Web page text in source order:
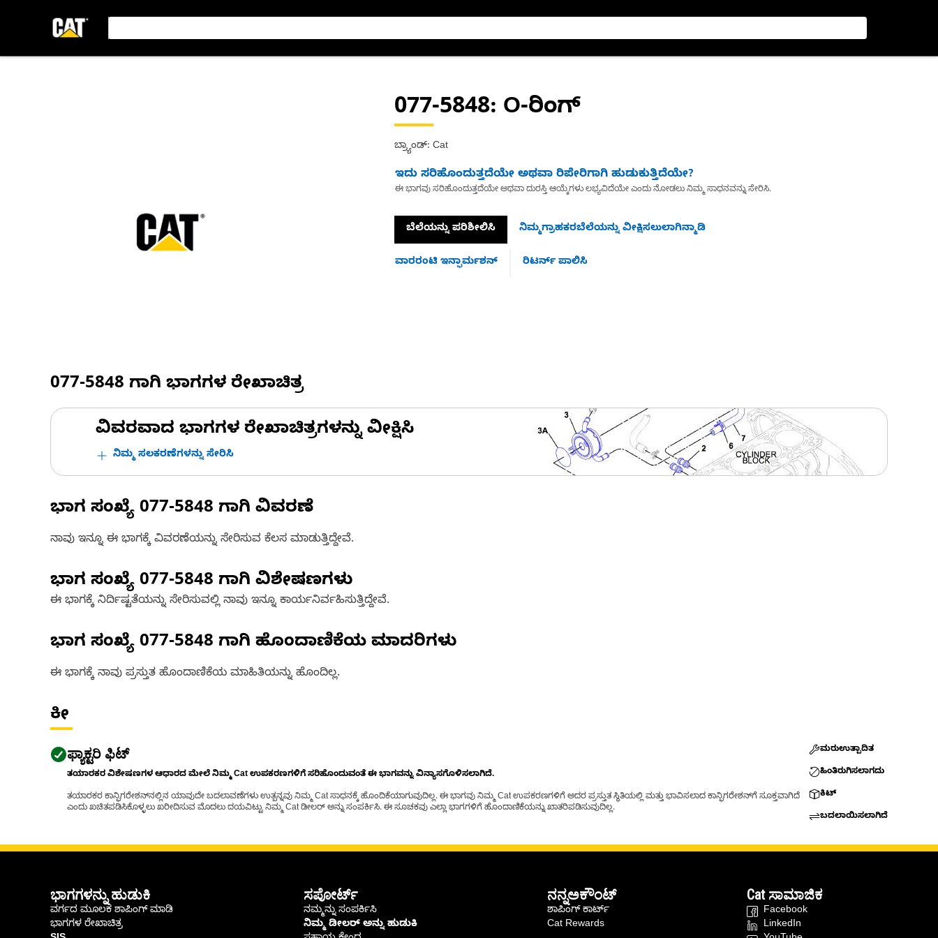
077-5848: O-ರಿಂಗ್
ಬ್ರ್ಯಾಂಡ್: Cat
ಇದು ಸರಿಹೊಂದುತ್ತದೆಯೇ ಅಥವಾ ರಿಪೇರಿಗಾಗಿ ಹುಡುಕುತ್ತಿದೆಯೇ?
ಈ ಭಾಗವು ಸರಿಹೊಂದುತ್ತದೆಯೇ ಅಥವಾ ದುರಸ್ತಿ ಆಯ್ಕೆಗಳು ಲಭ್ಯವಿದೆಯೇ ಎಂದು ನೋಡಲು ನಿಮ್ಮ ಸಾಧನವನ್ನು ಸೇರಿಸಿ.
ಬೆಲೆಯನ್ನು ಪರಿಶೀಲಿಸಿ ನಿಮ್ಮಗ್ರಾಹಕರಬೆಲೆಯನ್ನು ವೀಕ್ಷಿಸಲುಲಾಗಿನ್ಮಾಡಿ
ವಾರರಂಟಿ ಇನ್ಫಾರ್ಮಶನ್ ರಿಟರ್ನ್ ಪಾಲಿಸಿ
077-5848 ಗಾಗಿ ಭಾಗಗಳ ರೇಖಾಚಿತ್ರ
ವಿವರವಾದ ಭಾಗಗಳ ರೇಖಾಚಿತ್ರಗಳನ್ನು ವೀಕ್ಷಿಸಿ
ನಿಮ್ಮ ಸಲಕರಣೆಗಳನ್ನು ಸೇರಿಸಿ
ಭಾಗ ಸಂಖ್ಯೆ 077-5848 ಗಾಗಿ ವಿವರಣೆ
ನಾವು ಇನ್ನೂ ಈ ಭಾಗಕ್ಕೆ ವಿವರಣೆಯನ್ನು ಸೇರಿಸುವ ಕೆಲಸ ಮಾಡುತ್ತಿದ್ದೇವೆ.
ಭಾಗ ಸಂಖ್ಯೆ 077-5848 ಗಾಗಿ ವಿಶೇಷಣಗಳು
ಈ ಭಾಗಕ್ಕೆ ನಿರ್ದಿಷ್ಟತೆಯನ್ನು ಸೇರಿಸುವಲ್ಲಿ ನಾವು ಇನ್ನೂ ಕಾರ್ಯನಿರ್ವಹಿಸುತ್ತಿದ್ದೇವೆ.
ಭಾಗ ಸಂಖ್ಯೆ 077-5848 ಗಾಗಿ ಹೊಂದಾಣಿಕೆಯ ಮಾದರಿಗಳು
ಈ ಭಾಗಕ್ಕೆ ನಾವು ಪ್ರಸ್ತುತ ಹೊಂದಾಣಿಕೆಯ ಮಾಹಿತಿಯನ್ನು ಹೊಂದಿಲ್ಲ.
ಕೀ
ಫ್ಯಾಕ್ಟರಿ ಫಿಟ್
ತಯಾರಕರ ವಿಶೇಷಣಗಳ ಆಧಾರದ ಮೇಲೆ ನಿಮ್ಮ Cat ಉಪಕರಣಗಳಿಗೆ ಸರಿಹೊಂದುವಂತೆ ಈ ಭಾಗವನ್ನು ವಿನ್ಯಾಸಗೊಳಿಸಲಾಗಿದೆ.
ತಯಾರಕರ ಕಾನ್ಫಿಗರೇಶನ್‌ನಲ್ಲಿನ ಯಾವುದೇ ಬದಲಾವಣೆಗಳು ಉತ್ಪನ್ನವು ನಿಮ್ಮ Cat ಸಾಧನಕ್ಕೆ ಹೊಂದಿಕೆಯಾಗುವುದಿಲ್ಲ. ಈ ಭಾಗವು ನಿಮ್ಮ Cat ಉಪಕರಣಗಳಿಗೆ ಅದರ ಪ್ರಸ್ತುತ ಸ್ಥಿತಿಯಲ್ಲಿ ಮತ್ತು ಭಾವಿಸಲಾದ ಕಾನ್ಫಿಗರೇಶನ್‌ಗೆ ಸೂಕ್ತವಾಗಿದೆ
ಎಂದು ಖಚಿತಪಡಿಸಿಕೊಳ್ಳಲು ಖರೀದಿಸುವ ಮೊದಲು ದಯವಿಟ್ಟು ನಿಮ್ಮ Cat ಡೀಲರ್ ಅನ್ನು ಸಂಪರ್ಕಿಸಿ. ಈ ಸೂಚಕವು ಎಲ್ಲಾ ಭಾಗಗಳಿಗೆ ಹೊಂದಾಣಿಕೆಯನ್ನು ಖಾತರಿಪಡಿಸುವುದಿಲ್ಲ.
ಮರುಉತ್ಪಾದಿತ
ಹಿಂತಿರುಗಿಸಲಾಗದು
ಕಿಟ್
ಬದಲಾಯಿಸಲಾಗಿದೆ
ಭಾಗಗಳನ್ನು ಹುಡುಕಿ
ವರ್ಗದ ಮೂಲಕ ಶಾಪಿಂಗ್ ಮಾಡಿ
ಭಾಗಗಳ ರೇಖಾಚಿತ್ರ
ಸಪೋರ್ಟ್
ನಮ್ಮನ್ನು ಸಂಪರ್ಕಿಸಿ
ನಿಮ್ಮ ಡೀಲರ್ ಅನ್ನು ಹುಡುಕಿ
ನನ್ನಅಕೌಂಟ್
ಶಾಪಿಂಗ್ ಕಾರ್ಟ್
Cat Rewards
Cat ಸಾಮಾಜಿಕ
Facebook
LinkedIn